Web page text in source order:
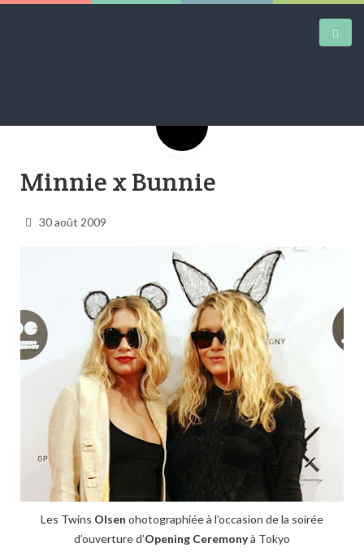
AIRTRAINERPEDIA
Minnie x Bunnie
30 août 2009
Les Twins Olsen ohotographiée à l’occasion de la soirée
d’ouverture d’Opening Ceremonyà Tokyo